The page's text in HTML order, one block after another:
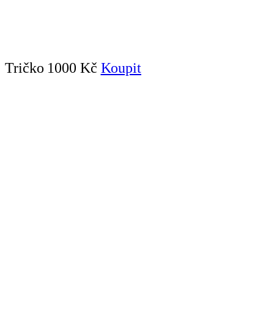
Tričko 1000 Kč Koupit